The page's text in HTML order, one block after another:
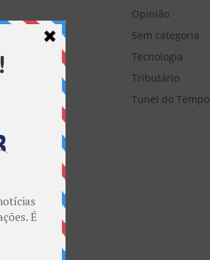
Opinião
Sem categoria
Tecnologia
Tributário
Tunel do Tempo